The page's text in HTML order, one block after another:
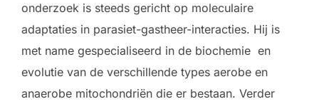
onderzoek is steeds gericht op moleculaire
adaptaties in parasiet-gastheer-interacties. Hij is
met name gespecialiseerd in de biochemie en
evolutie van de verschillende types aerobe en
anaerobe mitochondriën die er bestaan. Verder